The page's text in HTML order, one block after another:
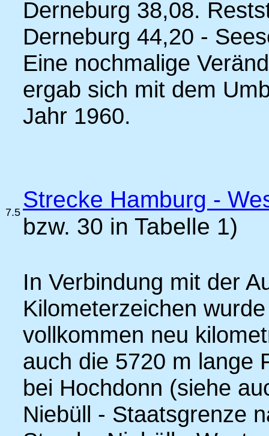
Derneburg 38,08.
Derneburg 44,20 -
Eine nochmalige
ergab sich mit dem
Jahr 1960.
7.5 Strecke Hamburg -
bzw. 30 in Tabelle 1)
In Verbindung mit der
Kilometerzeichen
vollkommen neu
auch die 5720 m lange
bei Hochdonn (siehe
Niebüll - Staatsgrenze